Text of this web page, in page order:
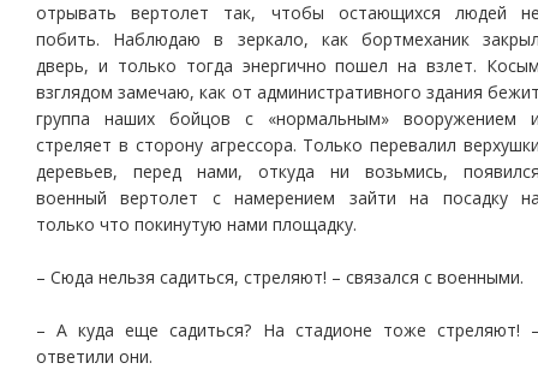
отрывать вертолет так, чтобы остающихся людей
побить. Наблюдаю в зеркало, как бортмеханик
дверь, и только тогда энергично пошел на взлет.
взглядом замечаю, как от административного здания
группа наших бойцов с «нормальным» вооружением
стреляет в сторону агрессора. Только перевалил
деревьев, перед нами, откуда ни возьмись,
военный вертолет с намерением зайти на посадку
только что покинутую нами площадку.
– Сюда нельзя садиться, стреляют! – связался с военными.
– А куда еще садиться? На стадионе тоже стреляют!
ответили они.